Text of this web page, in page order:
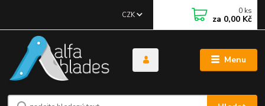
Menu
CZK 0 ks
za 0,00 Kč